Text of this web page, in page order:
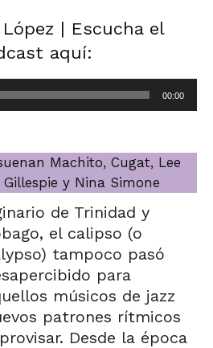
| Escucha el
aquí:
00:00
Machito, Cugat, Lee
y Nina Simone
de Trinidad y
el calipso (o
tampoco pasó
para
músicos de jazz
patrones rítmicos
Desde la época